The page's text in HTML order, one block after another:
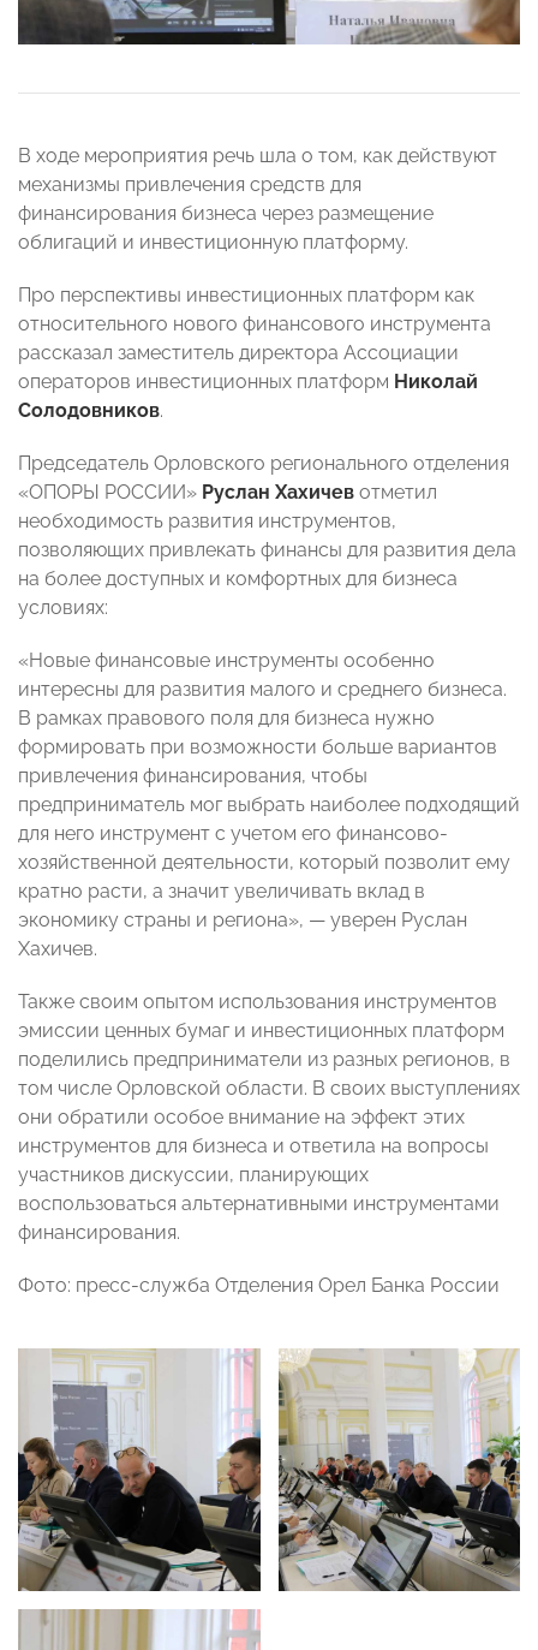
В ходе мероприятия речь шла о том, как действуют
механизмы привлечения средств для
финансирования бизнеса через размещение
облигаций и инвестиционную платформу.
Про перспективы инвестиционных платформ как
относительного нового финансового инструмента
рассказал заместитель директора Ассоциации
операторов инвестиционных платформ Николай
Солодовников.
Председатель Орловского регионального отделения
«ОПОРЫ РОССИИ» Руслан Хахичев отметил
необходимость развития инструментов,
позволяющих привлекать финансы для развития дела
на более доступных и комфортных для бизнеса
условиях:
«Новые финансовые инструменты особенно
интересны для развития малого и среднего бизнеса.
В рамках правового поля для бизнеса нужно
формировать при возможности больше вариантов
привлечения финансирования, чтобы
предприниматель мог выбрать наиболее подходящий
для него инструмент с учетом его финансово-
хозяйственной деятельности, который позволит ему
кратно расти, а значит увеличивать вклад в
экономику страны и региона», — уверен Руслан
Хахичев.
Также своим опытом использования инструментов
эмиссии ценных бумаг и инвестиционных платформ
поделились предприниматели из разных регионов, в
том числе Орловской области. В своих выступлениях
они обратили особое внимание на эффект этих
инструментов для бизнеса и ответила на вопросы
участников дискуссии, планирующих
воспользоваться альтернативными инструментами
финансирования.
Фото: пресс-служба Отделения Орел Банка России